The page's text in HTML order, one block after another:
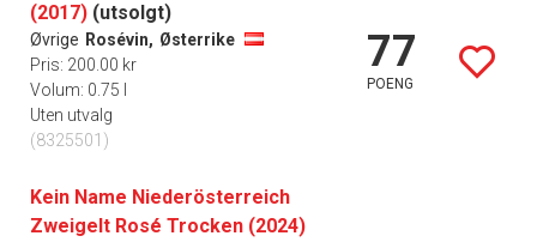
(2017) (utsolgt)
Øvrige Rosévin, Østerrike
Pris: 200.00 kr
Volum: 0.75 l
Uten utvalg
(8325501)
77
POENG
Kein Name Niederösterreich
Zweigelt Rosé Trocken (2024)